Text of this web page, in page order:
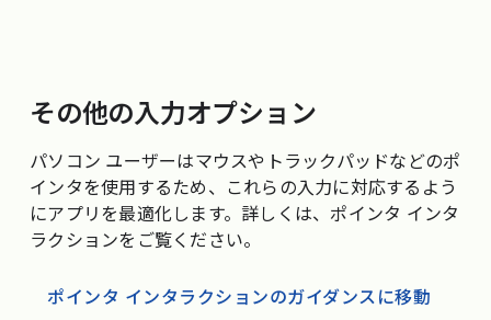
その他の入力オプション
パソコン ユーザーはマウスやトラックパッドなどのポ
インタを使用するため、これらの入力に対応するよう
にアプリを最適化します。詳しくは、ポインタ インタ
ラクションをご覧ください。
ポインタ インタラクションのガイダンスに移動